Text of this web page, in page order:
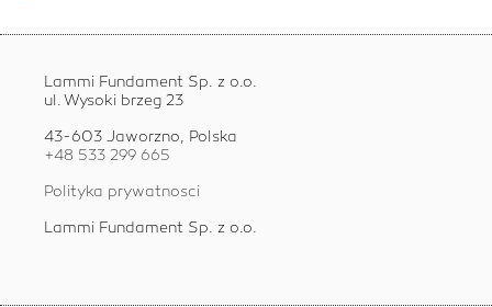
Lammi Fundament Sp. z o.o.
ul. Wysoki brzeg 23
43-603 Jaworzno, Polska
+48 533 299 665
Polityka prywatnosci
Lammi Fundament Sp. z o.o.